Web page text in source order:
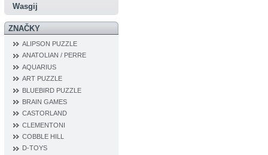
Wasgij
ZNAČKY
ALIPSON PUZZLE
ANATOLIAN / PERRE
AQUARIUS
ART PUZZLE
BLUEBIRD PUZZLE
BRAIN GAMES
CASTORLAND
CLEMENTONI
COBBLE HILL
D‐TOYS